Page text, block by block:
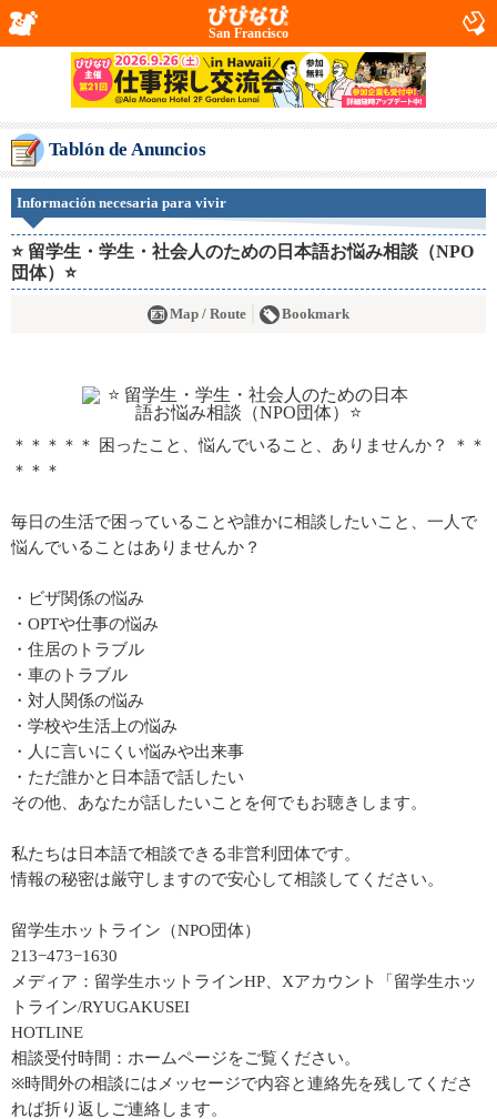
San Francisco
Tablón de Anuncios
Información necesaria para vivir
⭐ 留学生・学生・社会人のための日本語お悩み相談（NPO
団体）⭐
Map / Route Bookmark
＊＊＊＊＊ 困ったこと、悩んでいること、ありませんか？ ＊＊
＊＊＊
毎日の生活で困っていることや誰かに相談したいこと、一人で
悩んでいることはありませんか？
・ビザ関係の悩み
・OPTや仕事の悩み
・住居のトラブル
・車のトラブル
・対人関係の悩み
・学校や生活上の悩み
・人に言いにくい悩みや出来事
・ただ誰かと日本語で話したい
その他、あなたが話したいことを何でもお聴きします。
私たちは日本語で相談できる非営利団体です。
情報の秘密は厳守しますので安心して相談してください。
留学生ホットライン（NPO団体）
213−473−1630
メディア：留学生ホットラインHP、Xアカウント「留学生ホッ
トライン/RYUGAKUSEI
HOTLINE
相談受付時間：ホームページをご覧ください。
※時間外の相談にはメッセージで内容と連絡先を残してくださ
れば折り返しご連絡します。